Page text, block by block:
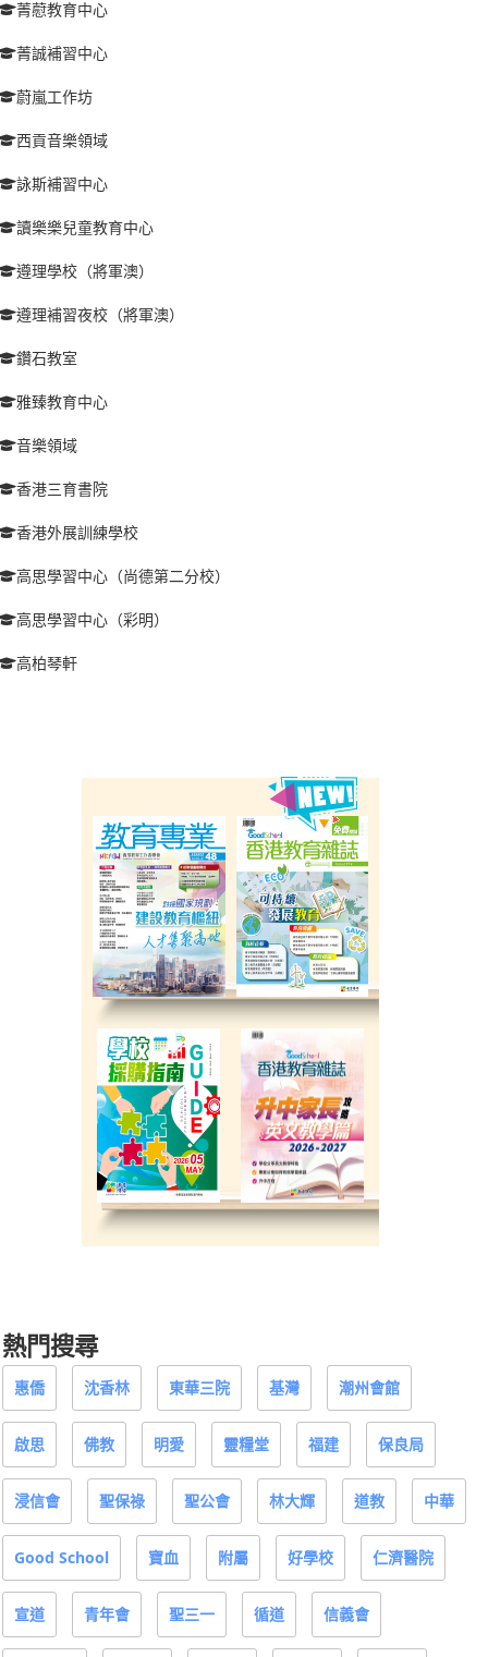
菁藯教育中心
菁誠補習中心
蔚嵐工作坊
西貢音樂領域
詠斯補習中心
讀樂樂兒童教育中心
遵理學校（將軍澳）
遵理補習夜校（將軍澳）
鑽石教室
雅臻教育中心
音樂領域
香港三育書院
香港外展訓練學校
高思學習中心（尚德第二分校）
高思學習中心（彩明）
高柏琴軒
熱門搜尋
惠僑 沈香林 東華三院 基灣 潮州會館
啟思 佛教 明愛 靈糧堂 福建 保良局
浸信會 聖保祿 聖公會 林大輝 道教 中華
Good School 寶血 附屬 好學校 仁濟醫院
宣道 青年會 聖三一 循道 信義會